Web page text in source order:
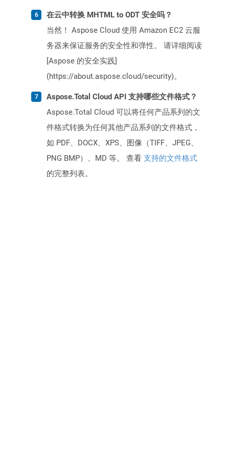
在云中转换 MHTML to ODT 安全吗？
当然！ Aspose Cloud 使用 Amazon EC2 云服
务器来保证服务的安全性和弹性。 请详细阅读
[Aspose 的安全实践]
(https://about.aspose.cloud/security)。
Aspose.Total Cloud API 支持哪些文件格式？
Aspose.Total Cloud 可以将任何产品系列的文
件格式转换为任何其他产品系列的文件格式，
如 PDF、DOCX、XPS、图像（TIFF、JPEG、
PNG BMP）、MD 等。 查看 支持的文件格式
的完整列表。